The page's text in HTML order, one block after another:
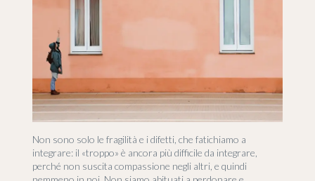
Non sono solo le fragilità e i difetti, che fatichiamo a
integrare: il «troppo» è ancora più difficile da integrare,
perché non suscita compassione negli altri, e quindi